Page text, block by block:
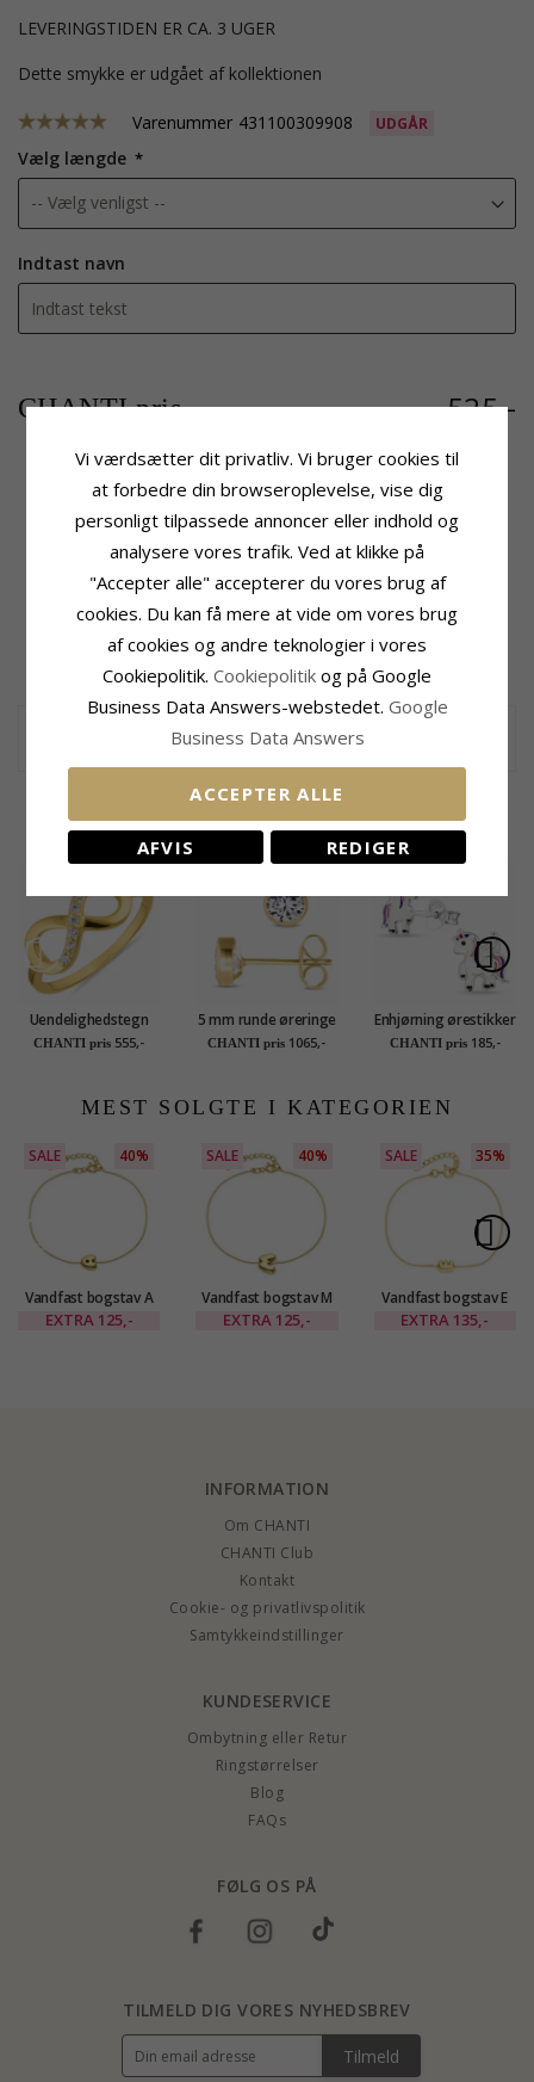
LEVERINGSTIDEN ER CA. 3 UGER
Dette smykke er udgået af kollektionen
Varenummer 431100309908 UDGÅR
Vælg længde
Indtast navn
CHANTI pris 525,-
Produktinformation
Navnearmbånd
Forgyldt Sølv
Overflade:Blank
Motiv:Navne
Størrelse
Kædebredde: 2,0 mm
Højde:5,3 mm
Bredde:28,0 mm
Leveringstid
Leveringstid: Ca. 3 Uger
navnearmbånd i forgyldt sølv med blank overflade
KUNDER DER HAR KØBT DENNE HAR
OGSÁ KØBT
Uendelighedstegn
ring i forgyldt sølv
CHANTI pris 555,-
5 mm runde øreringe
i 14 karat guld med
CHANTI pris 1065,-
Enhjørning ørestikker
i sølv - Little Ones
CHANTI pris 185,-
MEST SOLGTE I KATEGORIEN
SALE 40%
Vandfast bogstav A
armbånd i forgyldt
EXTRA 125,-
SALE 40%
Vandfast bogstav M
armbånd i forgyldt
EXTRA 125,-
SALE 35%
Vandfast bogstav E
armbånd i forgyldt
EXTRA 135,-
INFORMATION
Om CHANTI
CHANTI Club
Kontakt
Cookie- og privatlivspolitik
Samtykkeindstillinger
KUNDESERVICE
Ombytning eller Retur
Ringstørrelser
Blog
FAQs
FØLG OS PÅ
TILMELD DIG VORES NYHEDSBREV
Tilmeld
Vi værdsætter dit privatliv. Vi bruger cookies til
at forbedre din browseroplevelse, vise dig
personligt tilpassede annoncer eller indhold og
analysere vores trafik. Ved at klikke på
"Accepter alle" accepterer du vores brug af
cookies. Du kan få mere at vide om vores brug
af cookies og andre teknologier i vores
Cookiepolitik. Cookiepolitik og på Google
Business Data Answers-webstedet. Google
Business Data Answers
ACCEPTER ALLE
AFVIS REDIGER